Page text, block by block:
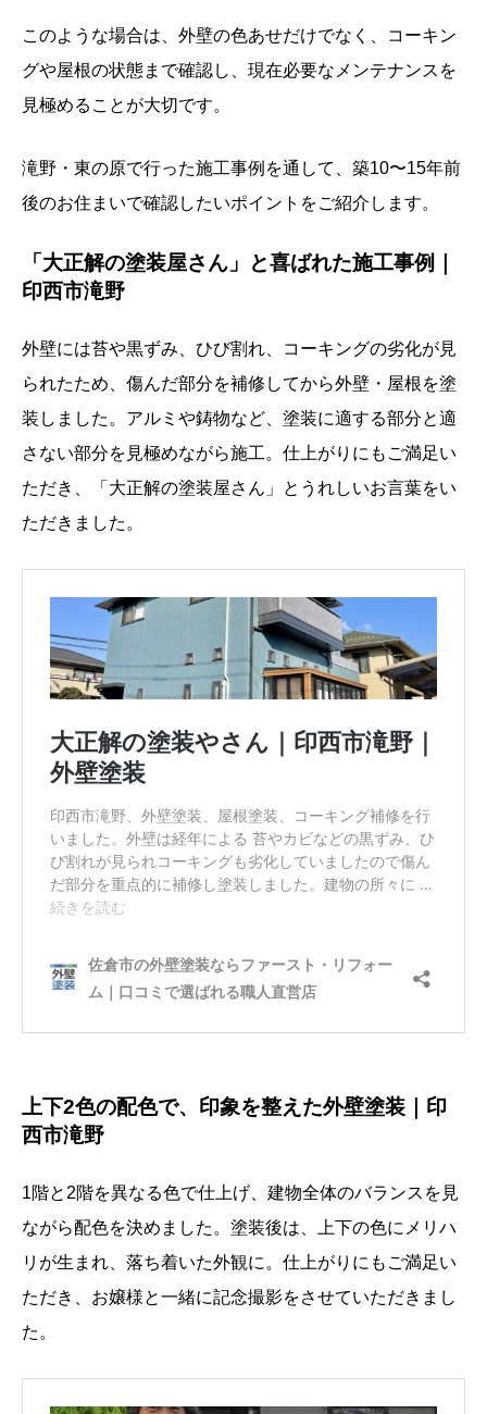
このような場合は、外壁の色あせだけでなく、コーキン
グや屋根の状態まで確認し、現在必要なメンテナンスを
見極めることが大切です。
滝野・東の原で行った施工事例を通して、築10〜15年前
後のお住まいで確認したいポイントをご紹介します。
「大正解の塗装屋さん」と喜ばれた施工事例｜
印西市滝野
外壁には苔や黒ずみ、ひび割れ、コーキングの劣化が見
られたため、傷んだ部分を補修してから外壁・屋根を塗
装しました。アルミや鋳物など、塗装に適する部分と適
さない部分を見極めながら施工。仕上がりにもご満足い
ただき、「大正解の塗装屋さん」とうれしいお言葉をい
ただきました。
上下2色の配色で、印象を整えた外壁塗装｜印
西市滝野
1階と2階を異なる色で仕上げ、建物全体のバランスを見
ながら配色を決めました。塗装後は、上下の色にメリハ
リが生まれ、落ち着いた外観に。仕上がりにもご満足い
ただき、お嬢様と一緒に記念撮影をさせていただきまし
た。